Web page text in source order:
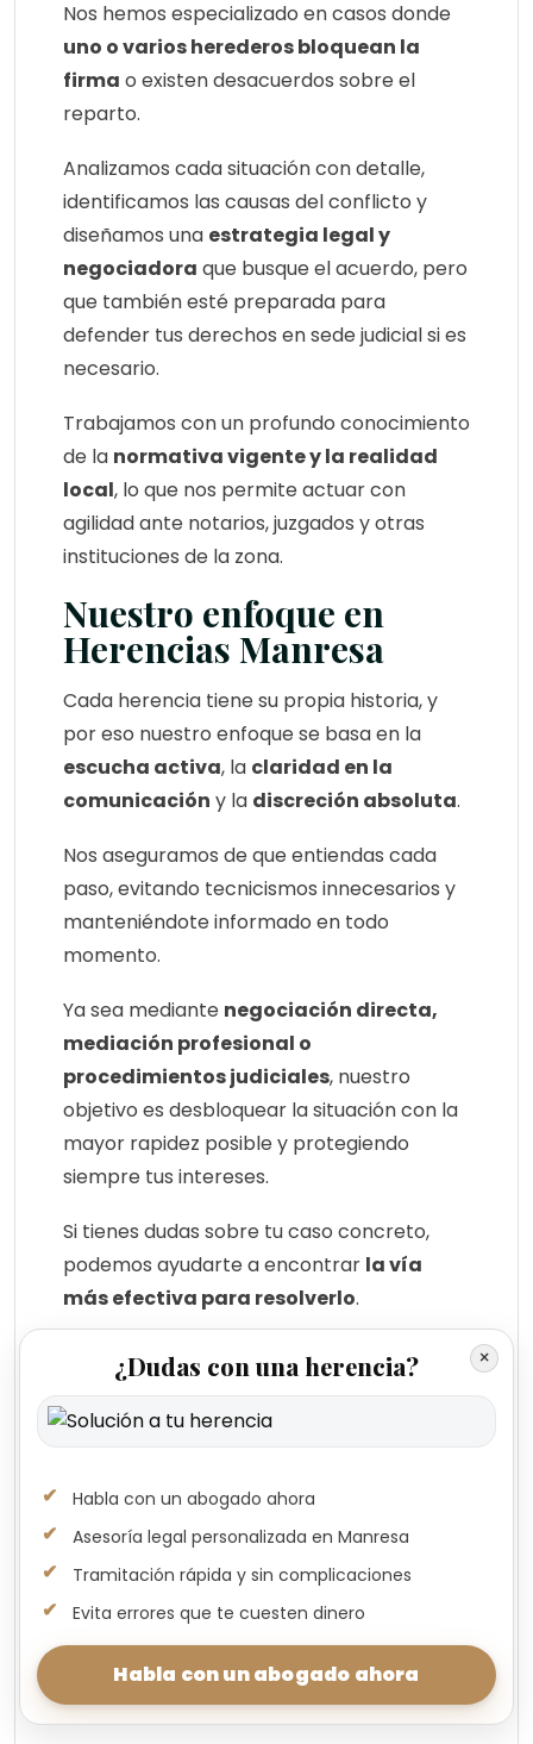
Nos hemos especializado en casos donde
uno o varios herederos bloquean la
firma o existen desacuerdos sobre el
reparto.
Analizamos cada situación con detalle,
identificamos las causas del conflicto y
diseñamos una estrategia legal y
negociadora que busque el acuerdo, pero
que también esté preparada para
defender tus derechos en sede judicial si es
necesario.
Trabajamos con un profundo conocimiento
de la normativa vigente y la realidad
local, lo que nos permite actuar con
agilidad ante notarios, juzgados y otras
instituciones de la zona.
Nuestro enfoque en
Herencias Manresa
Cada herencia tiene su propia historia, y
por eso nuestro enfoque se basa en la
escucha activa, la claridad en la
comunicación y la discreción absoluta.
Nos aseguramos de que entiendas cada
paso, evitando tecnicismos innecesarios y
manteniéndote informado en todo
momento.
Ya sea mediante negociación directa,
mediación profesional o
procedimientos judiciales, nuestro
objetivo es desbloquear la situación con la
mayor rapidez posible y protegiendo
siempre tus intereses.
Si tienes dudas sobre tu caso concreto,
podemos ayudarte a encontrar la vía
más efectiva para resolverlo.
Cada herencia es distinta. Habla con un
profesional antes de tomar una decisión.
Herencias en Manresa con
abogados expertos
Gestiona tu herencia en Manresa con
Habla con un abogado →
×
¿Dudas con una herencia?
Habla con un abogado ahora
Asesoría legal personalizada en Manresa
Tramitación rápida y sin complicaciones
Evita errores que te cuesten dinero
Habla con un abogado ahora